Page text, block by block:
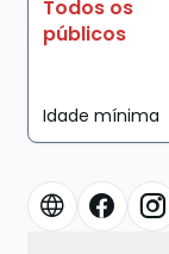
Todos os
públicos
Idade mínima